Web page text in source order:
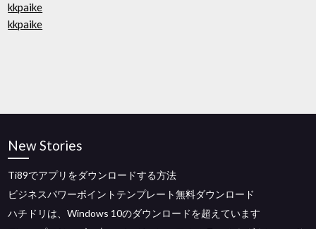
kkpaike
kkpaike
New Stories
Ti89でアプリをダウンロードする方法
ビジネスパワーポイントテンプレート無料ダウンロード
ハチドリは、Windows 10のダウンロードを超えています